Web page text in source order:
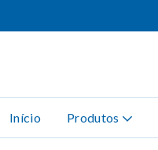
Início Produtos